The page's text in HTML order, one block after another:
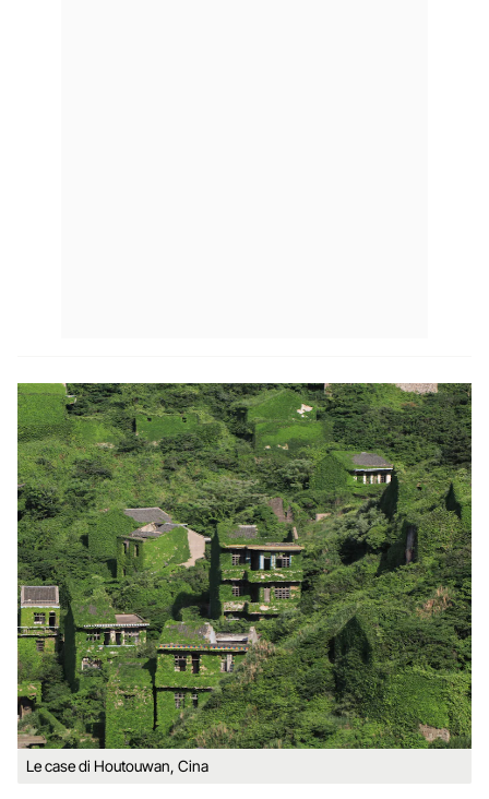
Le case di Houtouwan, Cina